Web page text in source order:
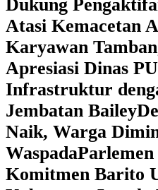
Dukung
Atasi Kemacetan
Karyawan
Apresiasi Dinas
Infrastruktur
Jembatan Bailey
Naik, Warga
Waspada
Komitmen Barito